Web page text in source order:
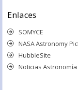
Enlaces
SOMYCE
NASA Astronomy
HubbleSite
Noticias Astronomía